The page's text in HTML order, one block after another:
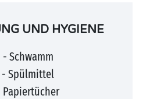
UND HYGIENE
- Schwamm
- Spülmittel
Papiertücher